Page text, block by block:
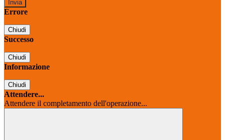
Errore
Chiudi
Successo
Chiudi
Informazione
Chiudi
Attendere...
Attendere il completamento dell'operazione...